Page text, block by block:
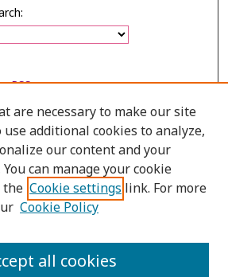
RSS
are necessary to make our site
use additional cookies to analyze,
our content and your
can manage your cookie
the Cookie settings link. For more
Cookie Policy
all cookies